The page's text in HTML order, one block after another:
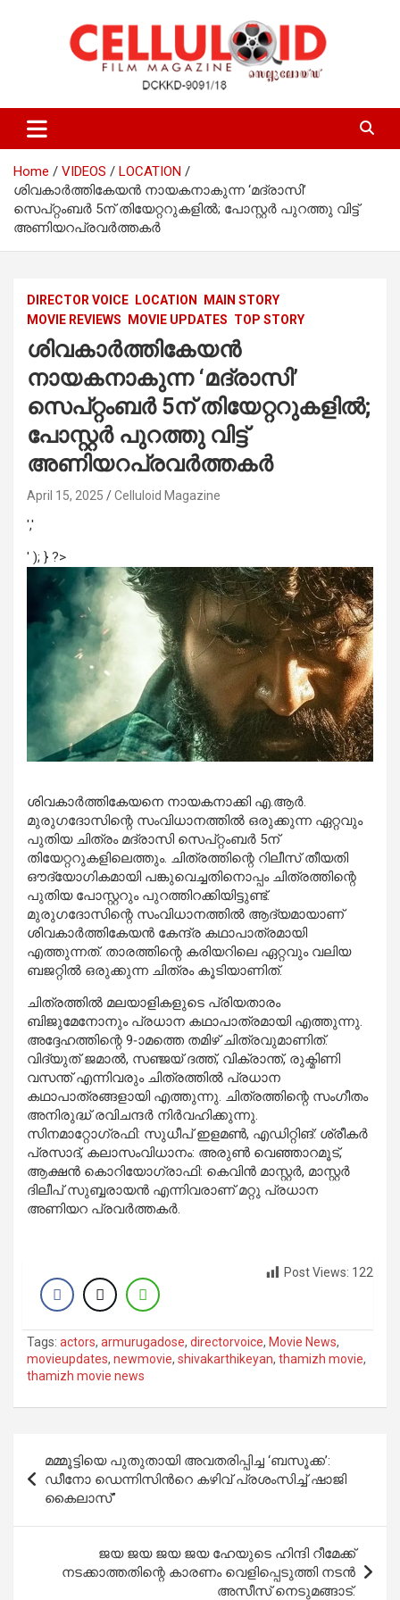
celluloid
Home VIDEOS
LOCATION
ശിവകാർത്തികേയൻ നായകനാകുന്ന ‘മദ്രാസി’
സെപ്റ്റംബർ 5ന് തിയേറ്ററുകളിൽ; പോസ്റ്റർ പുറത്തു വിട്ട്
അണിയറപ്രവർത്തകർ
DIRECTOR VOICE LOCATION
MAIN STORY
MOVIE REVIEWS
MOVIE UPDATES TOP STORY
ശിവകാർത്തികേയൻ
നായകനാകുന്ന ‘മദ്രാസി’
സെപ്റ്റംബർ 5ന് തിയേറ്ററുകളിൽ;
പോസ്റ്റർ പുറത്തു വിട്ട്
അണിയറപ്രവർത്തകർ
April 15, 2025 Celluloid Magazine
','
' ); } ?>
ശിവകാർത്തികേയനെ നായകനാക്കി എ.ആർ.
മുരുഗദോസിന്റെ സംവിധാനത്തിൽ ഒരുക്കുന്ന ഏറ്റവും
പുതിയ ചിത്രം മദ്രാസി സെപ്റ്റംബർ 5ന്
തിയേറ്ററുകളിലെത്തും. ചിത്രത്തിന്റെ റിലീസ് തീയതി
ഔദ്യോഗികമായി പങ്കുവെച്ചതിനൊപ്പം ചിത്രത്തിന്റെ
പുതിയ പോസ്റ്ററും പുറത്തിറക്കിയിട്ടുണ്ട്.
മുരുഗദോസിന്റെ സംവിധാനത്തിൽ ആദ്യമായാണ്
ശിവകാർത്തികേയൻ കേന്ദ്ര കഥാപാത്രമായി
എത്തുന്നത്. താരത്തിന്റെ കരിയറിലെ ഏറ്റവും വലിയ
ബജറ്റിൽ ഒരുക്കുന്ന ചിത്രം കൂടിയാണിത്.
ചിത്രത്തിൽ മലയാളികളുടെ പ്രിയതാരം
ബിജുമേനോനും പ്രധാന കഥാപാത്രമായി എത്തുന്നു.
അദ്ദേഹത്തിന്റെ 9-ാമത്തെ തമിഴ് ചിത്രവുമാണിത്.
വിദ്യുത് ജമാൽ, സഞ്ജയ് ദത്ത്, വിക്രാന്ത്, രുക്മിണി
വസന്ത് എന്നിവരും ചിത്രത്തിൽ പ്രധാന
കഥാപാത്രങ്ങളായി എത്തുന്നു. ചിത്രത്തിന്റെ സംഗീതം
അനിരുദ്ധ് രവിചന്ദർ നിർവഹിക്കുന്നു.
സിനമാറ്റോഗ്രഫി: സുധീപ് ഇളമൺ, എഡിറ്റിങ്: ശ്രീകർ
പ്രസാദ്, കലാസംവിധാനം: അരുൺ വെഞ്ഞാറമൂട്,
ആക്ഷൻ കൊറിയോഗ്രാഫി: കെവിൻ മാസ്റ്റർ, മാസ്റ്റർ
ദിലീപ് സുബ്ബരായൻ എന്നിവരാണ് മറ്റു പ്രധാന
അണിയറ പ്രവർത്തകർ.
Post Views: 122
Tags: actors, armurugadose, directorvoice, Movie News,
movieupdates, newmovie, shivakarthikeyan, thamizh movie,
thamizh movie news
navigation
മമ്മൂട്ടിയെ പുതുതായി അവതരിപ്പിച്ച ‘ബസൂക്ക’:
ഡീനോ ഡെന്നിസിന്‍റെ കഴിവ് പ്രശംസിച്ച് ഷാജി
കൈലാസ്”
ജയ ജയ ജയ ജയ ഹേയുടെ ഹിന്ദി റീമേക്ക്
നടക്കാത്തതിന്റെ കാരണം വെളിപ്പെടുത്തി നടൻ
അസീസ് നെടുമങ്ങാട്.